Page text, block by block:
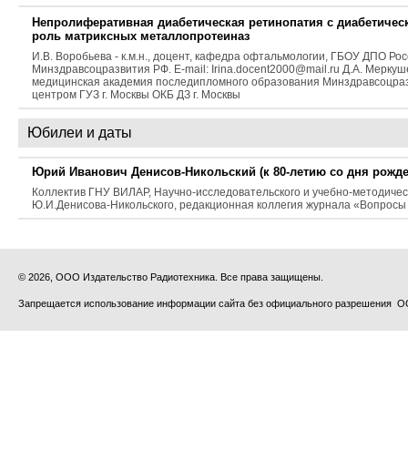
Непролиферативная диабетическая ретинопатия с
роль матриксных металлопротеиназ
И.В. Воробьева - к.м.н., доцент, кафедра офтальмологии, ГБОУ ДПО
Минздравсоцразвития РФ. E-mail: Irina.docent2000@mail.ru Д.А.
медицинская академия последипломного образования
центром ГУЗ г. Москвы ОКБ ДЗ г. Москвы
Юбилеи и даты
Юрий Иванович Денисов-Никольский (к 80-летию со дня
Коллектив ГНУ ВИЛАР, Научно-исследовательского и учебно-
Ю.И.Денисова-Никольского, редакционная коллегия журнала
© 2026, ООО Издательство Радиотехника. Все права защищены.
Запрещается использование информации сайта без официального разрешения